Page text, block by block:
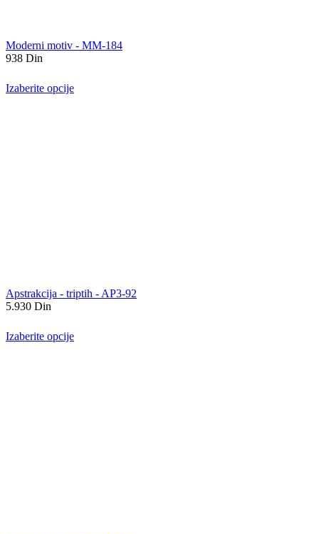
Moderni motiv - MM-184
938 Din
Izaberite opcije
Apstrakcija - triptih - AP3-92
5.930 Din
Izaberite opcije